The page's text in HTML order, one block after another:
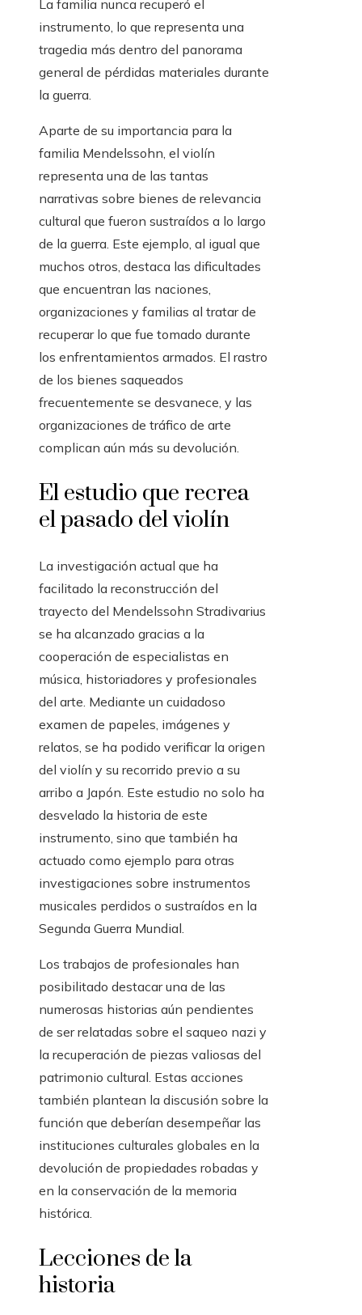
La familia nunca recuperó el
instrumento, lo que representa una
tragedia más dentro del panorama
general de pérdidas materiales durante
la guerra.
Aparte de su importancia para la
familia Mendelssohn, el violín
representa una de las tantas
narrativas sobre bienes de relevancia
cultural que fueron sustraídos a lo largo
de la guerra. Este ejemplo, al igual que
muchos otros, destaca las dificultades
que encuentran las naciones,
organizaciones y familias al tratar de
recuperar lo que fue tomado durante
los enfrentamientos armados. El rastro
de los bienes saqueados
frecuentemente se desvanece, y las
organizaciones de tráfico de arte
complican aún más su devolución.
El estudio que recrea
el pasado del violín
La investigación actual que ha
facilitado la reconstrucción del
trayecto del Mendelssohn Stradivarius
se ha alcanzado gracias a la
cooperación de especialistas en
música, historiadores y profesionales
del arte. Mediante un cuidadoso
examen de papeles, imágenes y
relatos, se ha podido verificar la origen
del violín y su recorrido previo a su
arribo a Japón. Este estudio no solo ha
desvelado la historia de este
instrumento, sino que también ha
actuado como ejemplo para otras
investigaciones sobre instrumentos
musicales perdidos o sustraídos en la
Segunda Guerra Mundial.
Los trabajos de profesionales han
posibilitado destacar una de las
numerosas historias aún pendientes
de ser relatadas sobre el saqueo nazi y
la recuperación de piezas valiosas del
patrimonio cultural. Estas acciones
también plantean la discusión sobre la
función que deberían desempeñar las
instituciones culturales globales en la
devolución de propiedades robadas y
en la conservación de la memoria
histórica.
Lecciones de la
historia